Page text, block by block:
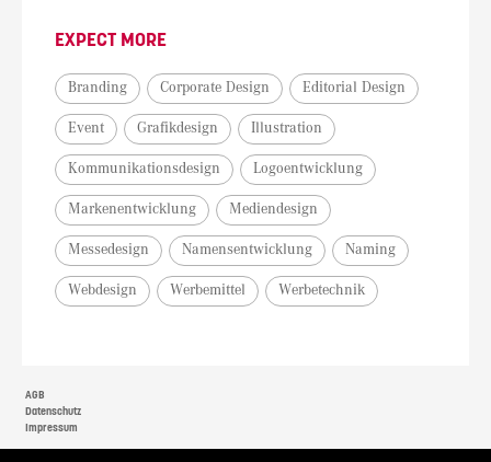
EXPECT MORE
Branding Corporate Design Editorial Design
Event Grafikdesign Illustration
Kommunikationsdesign Logoentwicklung
Markenentwicklung Mediendesign
Messedesign Namensentwicklung Naming
Webdesign Werbemittel Werbetechnik
AGB
Datenschutz
Impressum